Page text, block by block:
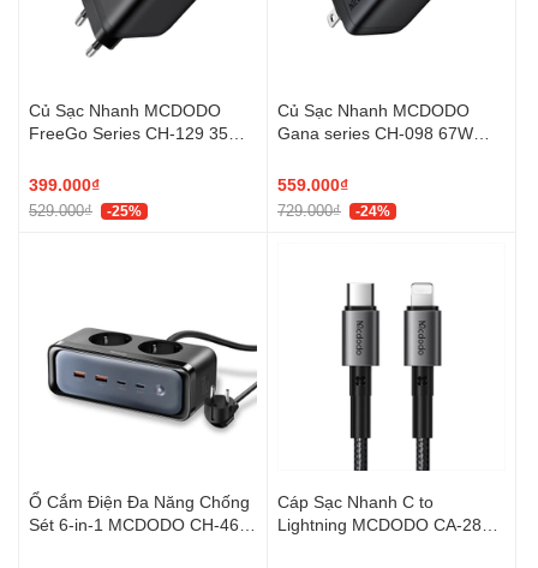
Củ Sạc Nhanh MCDODO
FreeGo Series CH-129 35W
65cm Type-C built-in cable)
399.000₫
529.000₫ -25%
Củ Sạc Nhanh MCDODO
Gana series CH-098 67W
559.000₫
729.000₫ -24%
Ổ Cắm Điện Đa Năng Chống
Sét 6-in-1 MCDODO CH-461
Cáp Sạc Nhanh C to
Lightning MCDODO CA-285